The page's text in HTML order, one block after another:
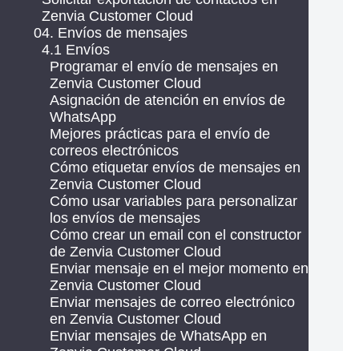
Zenvia Customer Cloud
04. Envíos de mensajes
4.1 Envíos
Programar el envío de mensajes en
Zenvia Customer Cloud
Asignación de atención en envíos de
WhatsApp
Mejores prácticas para el envío de
correos electrónicos
Cómo etiquetar envíos de mensajes en
Zenvia Customer Cloud
Cómo usar variables para personalizar
los envíos de mensajes
Cómo crear un email con el constructor
de Zenvia Customer Cloud
Enviar mensaje en el mejor momento en
Zenvia Customer Cloud
Enviar mensajes de correo electrónico
en Zenvia Customer Cloud
Enviar mensajes de WhatsApp en